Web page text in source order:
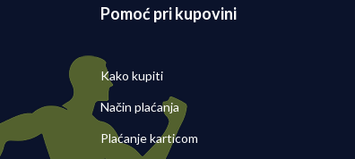
Pomoć pri kupovini
Kako kupiti
Način plaćanja
Plaćanje karticom